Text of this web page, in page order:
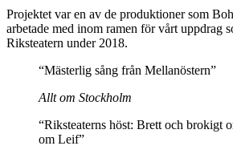
Projektet var en av de produktioner som
arbetade med inom ramen för vårt uppdrag
Riksteatern under 2018.
“Mästerlig sång från Mellanöstern”
Allt om Stockholm
“Riksteaterns höst: Brett och brokigt
om Leif”